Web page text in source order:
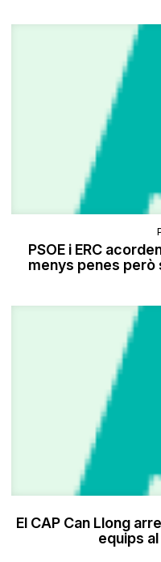
PSOE i ERC
menys penes però
El CAP Can Llong
equips